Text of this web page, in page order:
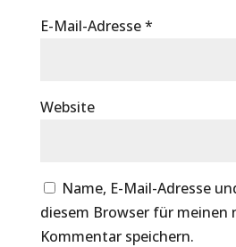
E-Mail-Adresse*
Website
Name, E-Mail-Adresse
diesem Browser für meinen
Kommentar speichern.